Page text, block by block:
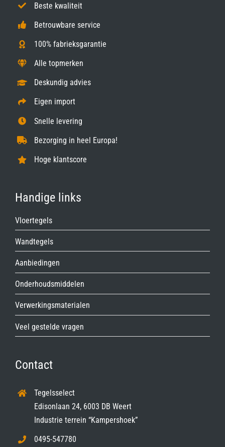
Beste kwaliteit
Betrouwbare service
100% fabrieksgarantie
Alle topmerken
Deskundig advies
Eigen import
Snelle levering
Bezorging in heel Europa!
Hoge klantscore
Handige links
Vloertegels
Wandtegels
Aanbiedingen
Onderhoudsmiddelen
Verwerkingsmaterialen
Veel gestelde vragen
Contact
Tegelsselect
Edisonlaan 24, 6003 DB Weert
Industrie terrein “Kampershoek”
0495-547780